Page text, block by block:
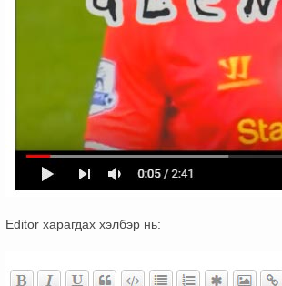
Editor харагдах хэлбэр нь: